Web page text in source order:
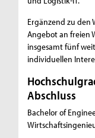
Ergänzend zu
Angebot an freien
insgesamt fünf
individuellen
Abschluss
Bachelor of